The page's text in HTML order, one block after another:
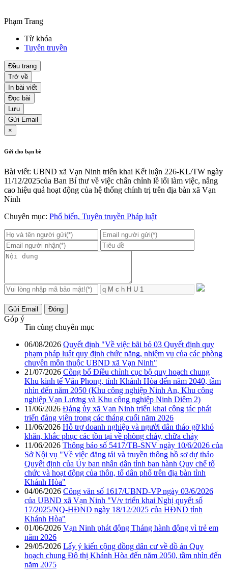
Phạm Trang
Từ khóa
Tuyên truyền
Đầu trang
Trở về
In bài viết
Đọc bài
Lưu
Gửi Email
×
Gởi cho bạn bè
Bài viết: UBND xã Vạn Ninh triển khai Kết luận 226-KL/TW ngày
11/12/2025của Ban Bí thư về việc chấn chỉnh lề lối làm việc, nâng
cao hiệu quả hoạt động của hệ thống chính trị trên địa bàn xã Vạn
Ninh
Chuyên mục: Phổ biến, Tuyên truyền Pháp luật
Gửi Email Đóng
Góp ý
Tin cùng chuyên mục
06/08/2026 Quyết định "Về việc bãi bỏ 03 Quyết định quy
phạm pháp luật quy định chức năng, nhiệm vụ của các phòng
chuyên môn thuộc UBND xã Vạn Ninh"
21/07/2026 Công bố Điều chỉnh cục bộ quy hoạch chung
Khu kinh tế Vân Phong, tỉnh Khánh Hòa đến năm 2040, tầm
nhìn đến năm 2050 (Khu công nghiệp Ninh An, Khu công
nghiệp Vạn Lương và Khu công nghiệp Ninh Diêm 2)
11/06/2026 Đảng ủy xã Vạn Ninh triển khai công tác phát
triển đảng viên trong các tháng cuối năm 2026
11/06/2026 Hỗ trợ doanh nghiệp và người dân tháo gỡ khó
khăn, khắc phục các tồn tại về phòng cháy, chữa cháy
11/06/2026 Thông báo số 5417/TB-SNV ngày 10/6/2026 của
Sở Nội vụ "Về việc đăng tải và truyền thông hồ sơ dự thảo
Quyết định của Ủy ban nhân dân tỉnh ban hành Quy chế tổ
chức và hoạt động của thôn, tổ dân phố trên địa bàn tỉnh
Khánh Hòa"
04/06/2026 Công văn số 1617/UBND-VP ngày 03/6/2026
của UBND xã Vạn Ninh "V/v triển khai Nghị quyết số
17/2025/NQ-HĐND ngày 18/12/2025 của HĐND tỉnh
Khánh Hòa"
01/06/2026 Vạn Ninh phát động Tháng hành động vì trẻ em
năm 2026
29/05/2026 Lấy ý kiến cộng đồng dân cư về đồ án Quy
hoạch chung Đô thị Khánh Hòa đến năm 2050, tầm nhìn đến
năm 2075